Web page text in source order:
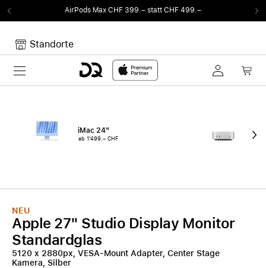
AirPods Max CHF 399.– statt CHF 499.–
Standorte
Toggle navigation
iMac 24"
ab 1'499.– CHF ab
NEU
Apple 27" Studio Display Monitor
Standardglas
5120 x 2880px, VESA-Mount Adapter, Center Stage
Kamera, Silber